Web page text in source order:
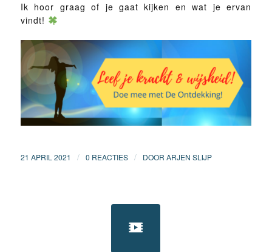
Ik hoor graag of je gaat kijken en wat je ervan
vindt!
21 APRIL 2021 / 0 REACTIES / DOOR ARJEN SLIJP